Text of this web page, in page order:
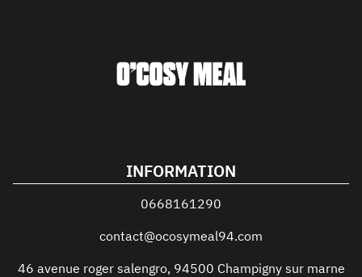
INFORMATION
0668161290
contact@ocosymeal94.com
46 avenue roger salengro, 94500 Champigny sur marne